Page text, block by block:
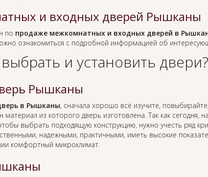
и входных дверей Рышканы
по продаже межкомнатных и входных дверей в
ознакомиться с подробной информацией об
и установить двери?
Рышканы
в Рышканы, сначала хорошо всё изучите,
материал из которого дверь изготовлена. Так как сегодня,
выбрать подходящую конструкцию, нужно учесть ряд
надежными, практичными, иметь высокие
комфортный микроклимат.